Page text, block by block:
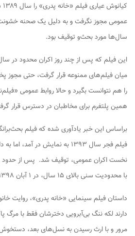
عمومی مجوز نگرفت و به دلیل یک صحنه
سال‌ها مورد بحث‌و توقیف بود.
میان فیلم‌های ممنوعه قرار گرفت، حتی
را هم نتوانست بگیرد و حالا روابط عمومی
همین پلتفرم برای مخاطبان در دسترس قرار
براساس این خبر یادآوری شده که فیلم
فیلم فجر سال ۱۳۹۳ به نمایش در
نخست اکران عمومی، توقیف شد. پس از حدود
با محدودیت سنی بالای ۱۵ سال، در ۱ آبان ۱۳۹۸ مجددا اکران شد.
داستان فیلم سینمایی «خانه پدری»، روایت
دارند لکه ننگ بی‌آبرویی دخترشان فقط با مرگ
مرور و با ارث رسیدن به نسل‌های بعد،